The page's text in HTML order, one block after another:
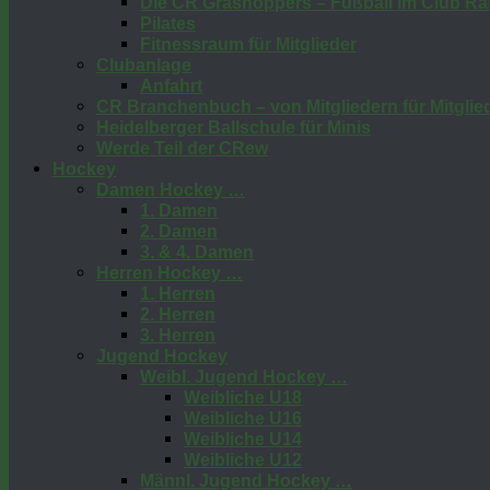
Pilates
Fitnessraum für Mitglieder
Clubanlage
Anfahrt
CR Branchenbuch – von Mitgliedern für
Heidelberger Ballschule für Minis
Werde Teil der CRew
Hockey
Damen Hockey …
1. Damen
2. Damen
3. & 4. Damen
Herren Hockey …
1. Herren
2. Herren
3. Herren
Jugend Hockey
Weibl. Jugend Hockey …
Weibliche U18
Weibliche U16
Weibliche U14
Weibliche U12
Männl. Jugend Hockey …